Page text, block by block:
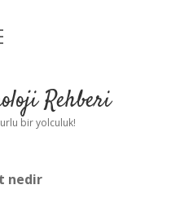
Rehberi
bir yolculuk!
nedir